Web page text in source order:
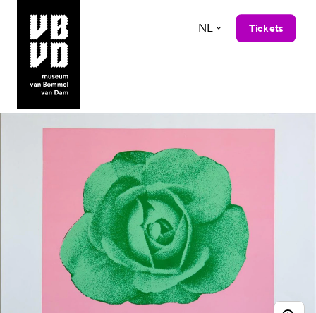
museum van Bommel van Dam
NL Tickets